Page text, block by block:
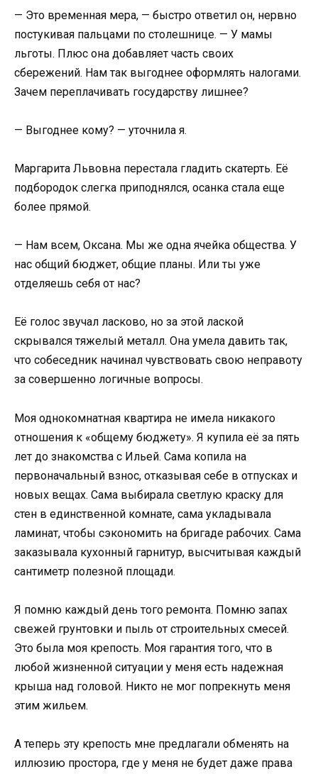
— Это временная мера, — быстро ответил он, нервно
постукивая пальцами по столешнице. — У мамы
льготы. Плюс она добавляет часть своих
сбережений. Нам так выгоднее оформлять налогами.
Зачем переплачивать государству лишнее?
— Выгоднее кому? — уточнила я.
Маргарита Львовна перестала гладить скатерть. Её
подбородок слегка приподнялся, осанка стала еще
более прямой.
— Нам всем, Оксана. Мы же одна ячейка общества. У
нас общий бюджет, общие планы. Или ты уже
отделяешь себя от нас?
Её голос звучал ласково, но за этой лаской
скрывался тяжелый металл. Она умела давить так,
что собеседник начинал чувствовать свою неправоту
за совершенно логичные вопросы.
Моя однокомнатная квартира не имела никакого
отношения к «общему бюджету». Я купила её за пять
лет до знакомства с Ильей. Сама копила на
первоначальный взнос, отказывая себе в отпусках и
новых вещах. Сама выбирала светлую краску для
стен в единственной комнате, сама укладывала
ламинат, чтобы сэкономить на бригаде рабочих. Сама
заказывала кухонный гарнитур, высчитывая каждый
сантиметр полезной площади.
Я помню каждый день того ремонта. Помню запах
свежей грунтовки и пыль от строительных смесей.
Это была моя крепость. Моя гарантия того, что в
любой жизненной ситуации у меня есть надежная
крыша над головой. Никто не мог попрекнуть меня
этим жильем.
А теперь эту крепость мне предлагали обменять на
иллюзию простора, где у меня не будет даже права